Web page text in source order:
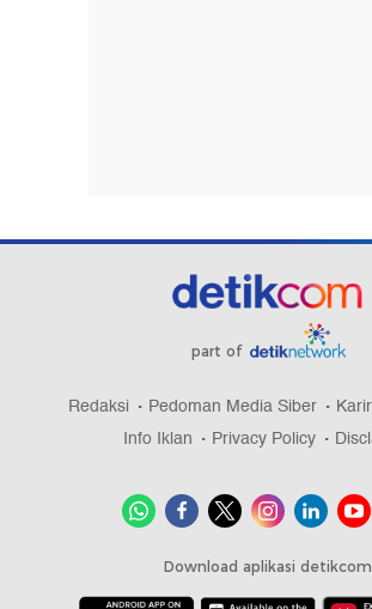
part of
Redaksi Pedoman Media Siber Karir
Info Iklan
Privacy Policy
Download aplikasi detikcom